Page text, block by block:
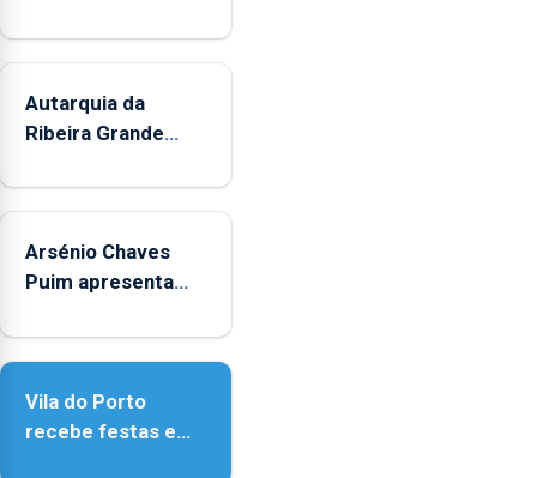
durante
mês
de
entre
14h00
e
18h00.
Autarquia da
Ribeira Grande
"Museus no Verão"
Arsénio Chaves
Puim apresenta
de Vila do Porto
Vila do Porto
recebe festas em